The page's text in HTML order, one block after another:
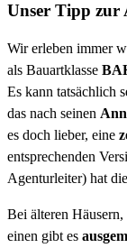
Unser Tipp zur
Wir erleben immer
als Bauartklasse
Es kann tatsächlich
das nach seinen
es doch lieber, eine
entsprechenden
Agenturleiter) hat
Bei älteren
einen gibt es